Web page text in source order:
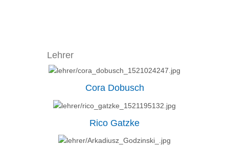
Lehrer
Cora Dobusch
Rico Gatzke